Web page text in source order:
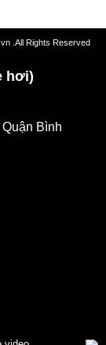
.All Rights Reserved
hơi)
Bình